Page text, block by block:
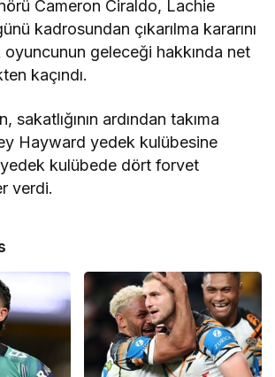
Cameron Ciraldo, Lachie
kadrosundan çıkarılma kararını
oyuncunun geleceği hakkında net
kaçındı.
sakatlığının ardından takıma
Hayward yedek kulübesine
yedek kulübede dört forvet
verdi.